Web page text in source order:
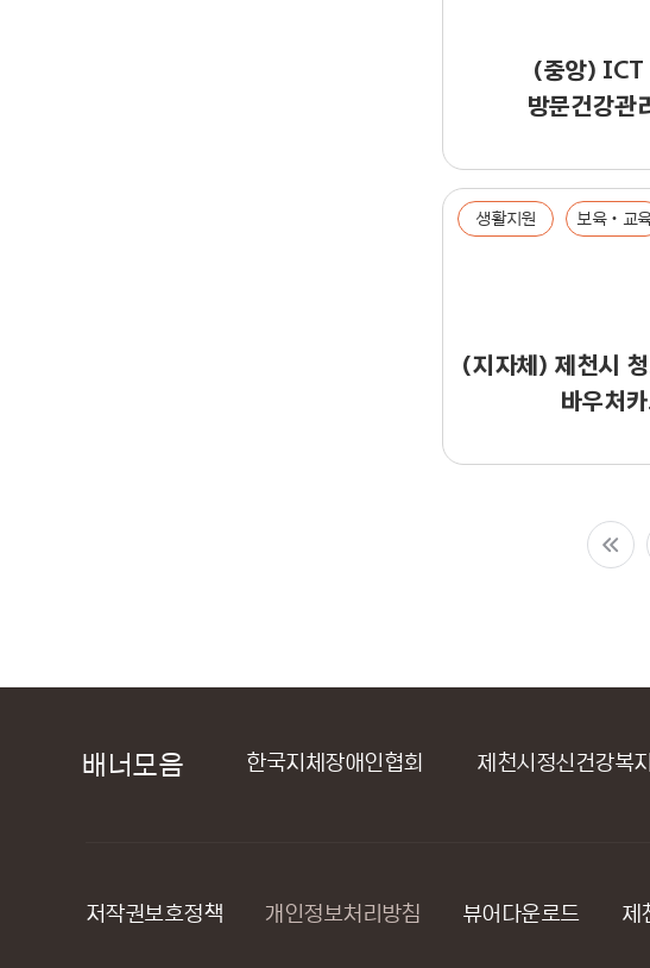
(중앙) ICT
방문건강관
생활지원 보육‧교
(지자체) 제천시
바우처
배너모음
인연합회 한국지체장애인협회 제천시정신건강복지센터
저작권보호정책 개인정보처리방침 뷰어다운로드 제